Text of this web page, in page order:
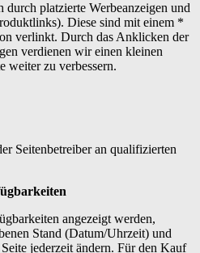
durch platzierte Werbeanzeigen und
Diese sind mit einem *
verlinkt. Durch das Anklicken der
verdienen wir einen kleinen
weiter zu verbessern.
Seitenbetreiber an qualifizierten
angezeigt werden,
Stand (Datum/Uhrzeit) und
jederzeit ändern. Für den Kauf